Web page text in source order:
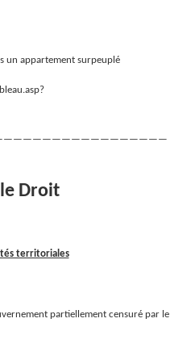
un appartement surpeuplé
Droit
territoriales
partiellement censuré par le